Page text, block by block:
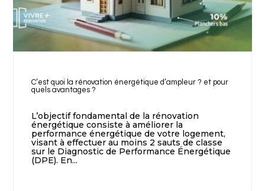
C’est quoi la rénovation énergétique d’ampleur ? et pour
quels avantages ?
L’objectif fondamental de la rénovation
énergétique consiste à améliorer la
performance énergétique de votre logement,
visant à effectuer au moins 2 sauts de classe
sur le Diagnostic de Performance Énergétique
(DPE). En...